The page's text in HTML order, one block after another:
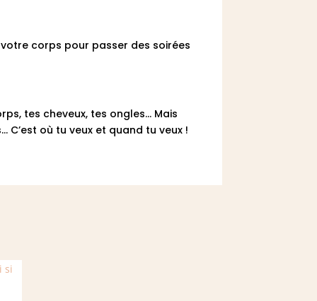
corps pour passer des soirées
tes cheveux, tes ongles... Mais
où tu veux et quand tu veux !